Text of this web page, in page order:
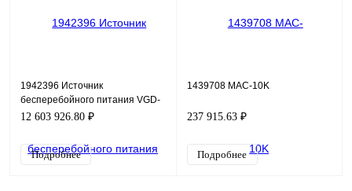
1942396 Источник
бесперебойного питания VGD-
II-1200M33HP
12 603 926.80 ₽
Подробнее
1439708 MAC-10K
237 915.63 ₽
Подробнее